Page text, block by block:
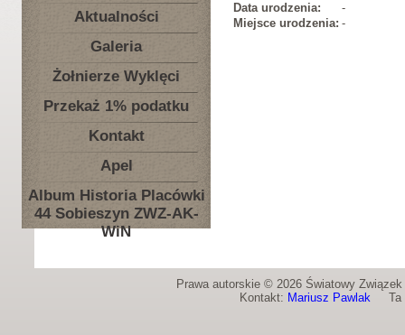
Aktualności
Galeria
Żołnierze Wyklęci
Przekaż 1% podatku
Kontakt
Apel
Album Historia Placówki
44 Sobieszyn ZWZ-AK-
WiN
Data urodzenia:
-
Miejsce urodzenia: -
Prawa autorskie © 2026 Światowy
Kontakt: Mariusz PawlakTa